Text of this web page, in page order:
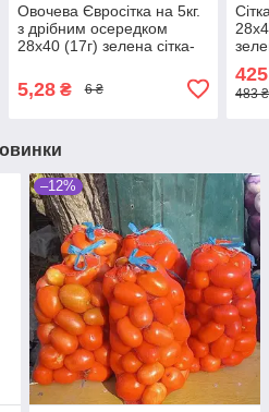
Овочева Євросітка на 5кг.
з дрібним осередком
28х40 (17г) зелена сітка-
5,28₴ 6 ₴ 483
–12%